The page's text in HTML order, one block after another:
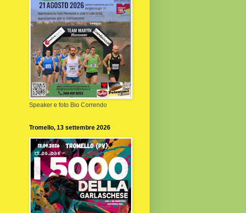
Speaker e foto Bio Correndo
Tromello, 13 settembre 2026